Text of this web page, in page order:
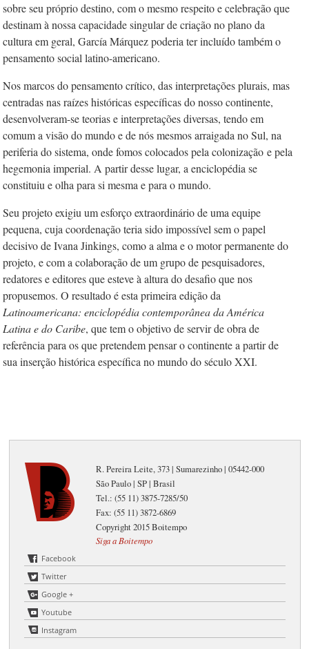
sobre seu próprio destino, com o mesmo respeito e celebração que
destinam à nossa capacidade singular de criação no plano da
cultura em geral, García Márquez poderia ter incluído também o
pensamento social latino-americano.
Nos marcos do pensamento crítico, das interpretações plurais, mas
centradas nas raízes históricas específicas do nosso continente,
desenvolveram-se teorias e interpretações diversas, tendo em
comum a visão do mundo e de nós mesmos arraigada no Sul, na
periferia do sistema, onde fomos colocados pela colonização e pela
hegemonia imperial. A partir desse lugar, a enciclopédia se
constituiu e olha para si mesma e para o mundo.
Seu projeto exigiu um esforço extraordinário de uma equipe
pequena, cuja coordenação teria sido impossível sem o papel
decisivo de Ivana Jinkings, como a alma e o motor permanente do
projeto, e com a colaboração de um grupo de pesquisadores,
redatores e editores que esteve à altura do desafio que nos
propusemos. O resultado é esta primeira edição da
Latinoamericana: enciclopédia contemporânea da América
Latina e do Caribe, que tem o objetivo de servir de obra de
referência para os que pretendem pensar o continente a partir de
sua inserção histórica específica no mundo do século XXI.
R. Pereira Leite, 373 | Sumarezinho | 05442-000
São Paulo | SP | Brasil
Tel.: (55 11) 3875-7285/50
Fax: (55 11) 3872-6869
Copyright 2015 Boitempo
Siga a Boitempo
Facebook
Twitter
Google +
Youtube
Instagram